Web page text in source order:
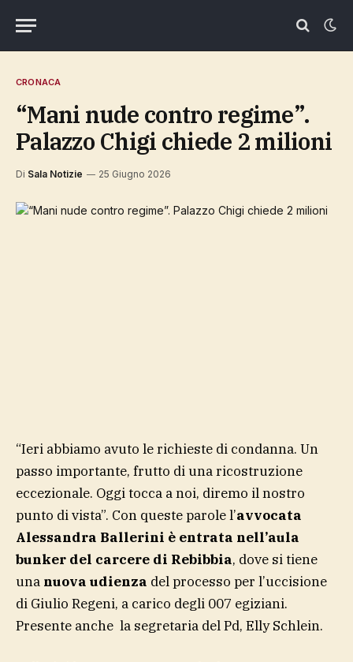
CRONACA
“Mani nude contro regime”.
Palazzo Chigi chiede 2 milioni
Di Sala Notizie 25 Giugno 2026
“Ieri abbiamo avuto le richieste di condanna. Un
passo importante, frutto di una ricostruzione
eccezionale. Oggi tocca a noi, diremo il nostro
punto di vista”. Con queste parole l’avvocata
Alessandra Ballerini è entrata nell’aula
bunker del carcere di Rebibbia, dove si tiene
una nuova udienza del processo per l’uccisione
di Giulio Regeni, a carico degli 007 egiziani.
Presente anche la segretaria del Pd, Elly Schlein.